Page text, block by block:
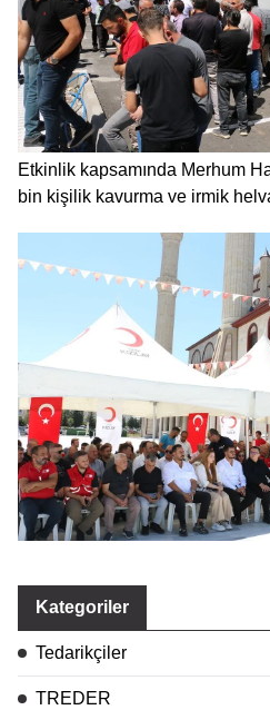
Etkinlik kapsamında Merhum
bin kişilik kavurma ve irmik
Kategoriler
Tedarikçiler
TREDER